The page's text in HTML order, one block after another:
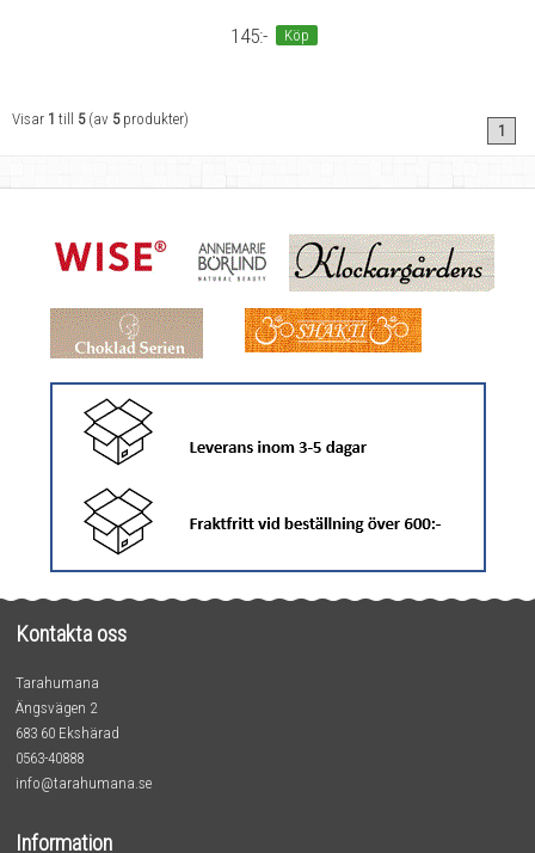
145:- Köp
Visar 1 till 5(av 5produkter)
1
Kontakta oss
Tarahumana
Ängsvägen 2
683 60 Ekshärad
0563-40888
info@tarahumana.se
Information